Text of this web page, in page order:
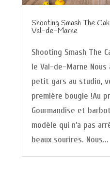
Shooting Smash The
Val-de-Marne
Shooting Smash The
le Val-de-Marne Nous
petit gars au studio,
première bougie !Au
Gourmandise et
modèle qui n’a pas
beaux sourires. Nous...